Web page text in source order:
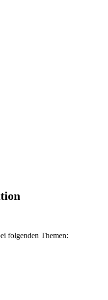
folgenden Themen: